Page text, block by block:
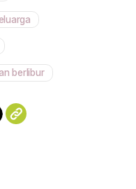
berlibur